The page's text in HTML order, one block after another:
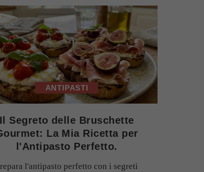
ANTIPASTI
Il Segreto delle Bruschette
La Mia Ricetta per
l'Antipasto Perfetto.
l'antipasto perfetto con i segreti